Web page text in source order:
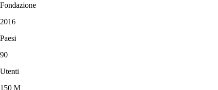
Fondazione
2016
Paesi
90
Utenti
150 M